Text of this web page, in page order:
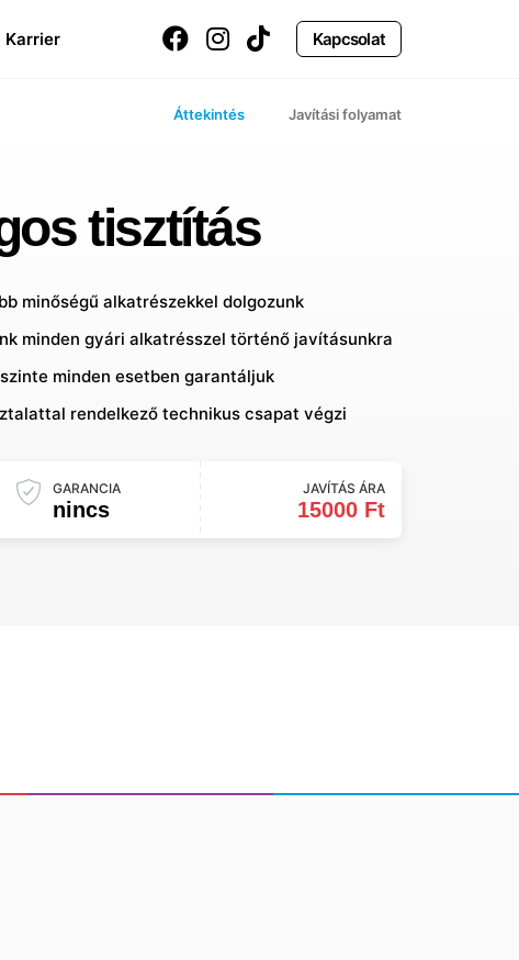
Karrier Kapcsolat
Áttekintés Javítási folyamat
tisztítás
minőségű alkatrészekkel dolgozunk
minden gyári alkatrésszel történő javításunkra
minden esetben garantáljuk
rendelkező technikus csapat végzi
GARANCIA
nincs
JAVÍTÁS ÁRA
15000 Ft